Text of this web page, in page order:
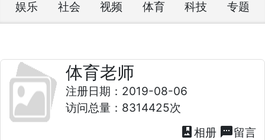
娱乐
社会 视频 体育 科技 专题
体育老师
注册日期：2019-08-06
访问总量：8314425次
photo_album 相册 textsms留言